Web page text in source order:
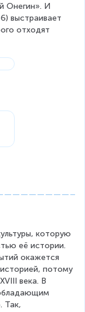
Онегин». И
выстраивает
отходят
которую
её истории.
окажется
потому
века. В
Так,